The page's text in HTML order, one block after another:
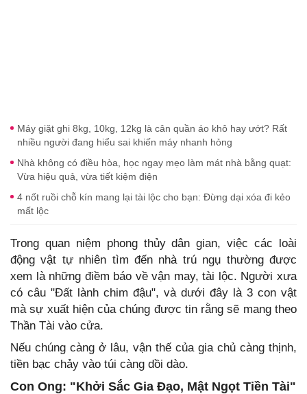
Máy giặt ghi 8kg, 10kg, 12kg là cân quần áo khô hay ướt? Rất
nhiều người đang hiểu sai khiến máy nhanh hỏng
Nhà không có điều hòa, học ngay mẹo làm mát nhà bằng quạt:
Vừa hiệu quả, vừa tiết kiệm điện
4 nốt ruồi chỗ kín mang lại tài lộc cho bạn: Đừng dại xóa đi kẻo
mất lộc
Trong quan niệm phong thủy dân gian, việc các loài
động vật tự nhiên tìm đến nhà trú ngụ thường được
xem là những điềm báo về vận may, tài lộc. Người xưa
có câu "Đất lành chim đậu", và dưới đây là 3 con vật
mà sự xuất hiện của chúng được tin rằng sẽ mang theo
Thần Tài vào cửa.
Nếu chúng càng ở lâu, vận thế của gia chủ càng thịnh,
tiền bạc chảy vào túi càng dồi dào.
Con Ong: "Khởi Sắc Gia Đạo, Mật Ngọt Tiền Tài"